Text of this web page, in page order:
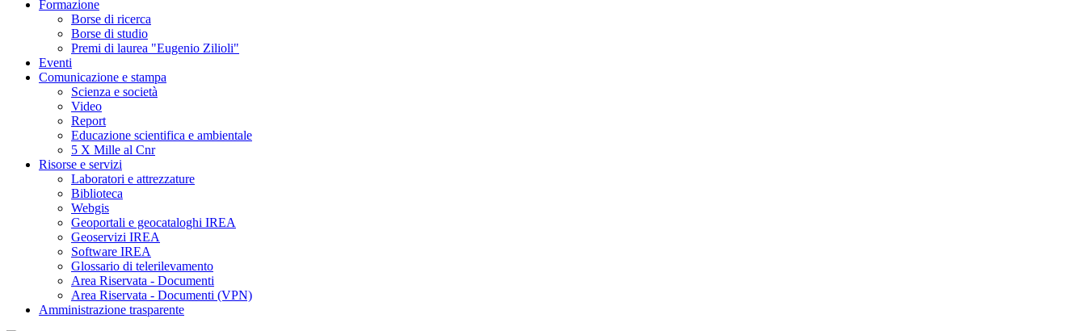
Formazione
Borse di ricerca
Borse di studio
Premi di laurea "Eugenio Zilioli"
Eventi
Comunicazione e stampa
Scienza e società
Video
Report
Educazione scientifica e ambientale
5 X Mille al Cnr
Risorse e servizi
Laboratori e attrezzature
Biblioteca
Webgis
Geoportali e geocataloghi IREA
Geoservizi IREA
Software IREA
Glossario di telerilevamento
Area Riservata - Documenti
Area Riservata - Documenti (VPN)
Amministrazione trasparente